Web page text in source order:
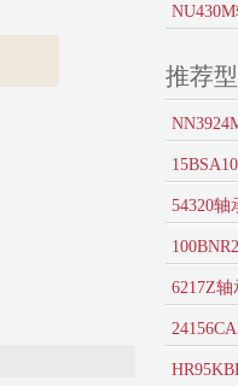
推荐
54320轴
6217Z轴